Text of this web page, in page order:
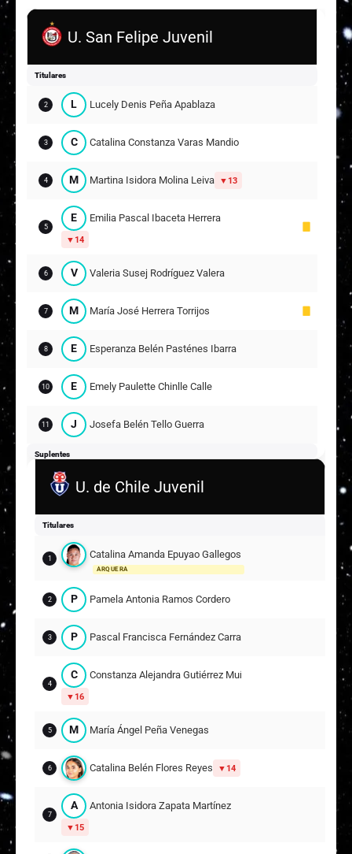
U. San Felipe Juvenil
Titulares
2 L Lucely Denis Peña Apablaza
3 C Catalina Constanza Varas Mandiola
4 M Martina Isidora Molina Leiva 13
5
E Emilia Pascal Ibaceta Herrera
14
6 V Valeria Susej Rodríguez Valera
7 M María José Herrera Torrijos
8 E Esperanza Belén Pasténes Ibarra
10 E Emely Paulette Chinlle Calle
11 J Josefa Belén Tello Guerra
Suplentes
A Allison Ignacia Gutiérrez Campos
5
15 Y Yeami María Ahumada Villegas
17 M Melanie Alejandra Terraza Vivanco
U. de Chile Juvenil
Titulares
1 Catalina Amanda Epuyao Gallegos
ARQUERA
2 P Pamela Antonia Ramos Cordero
3 P Pascal Francisca Fernández Carrasco
4
C Constanza Alejandra Gutiérrez Muñoz
16
5 M María Ángel Peña Venegas
6 Catalina Belén Flores Reyes 14
7
A Antonia Isidora Zapata Martínez
15